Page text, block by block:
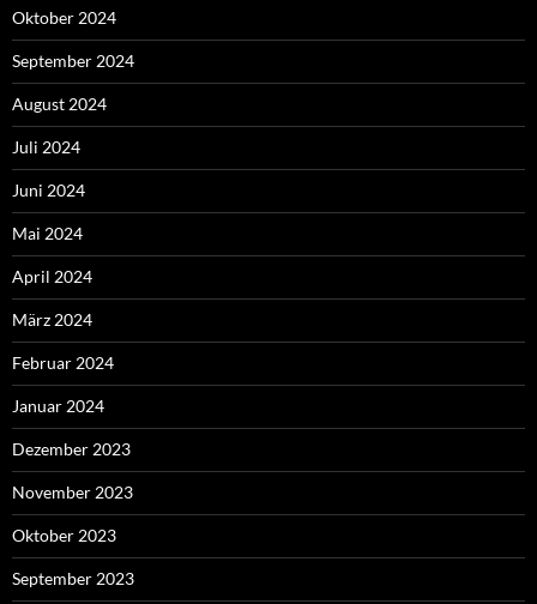
Oktober 2024
September 2024
August 2024
Juli 2024
Juni 2024
Mai 2024
April 2024
März 2024
Februar 2024
Januar 2024
Dezember 2023
November 2023
Oktober 2023
September 2023